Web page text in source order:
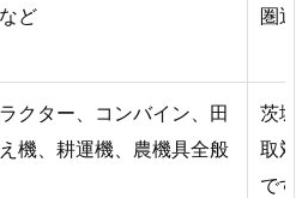
ど
圏
ラクター、コンバイン、田
機、耕運機、農機具全般
茨
取
で